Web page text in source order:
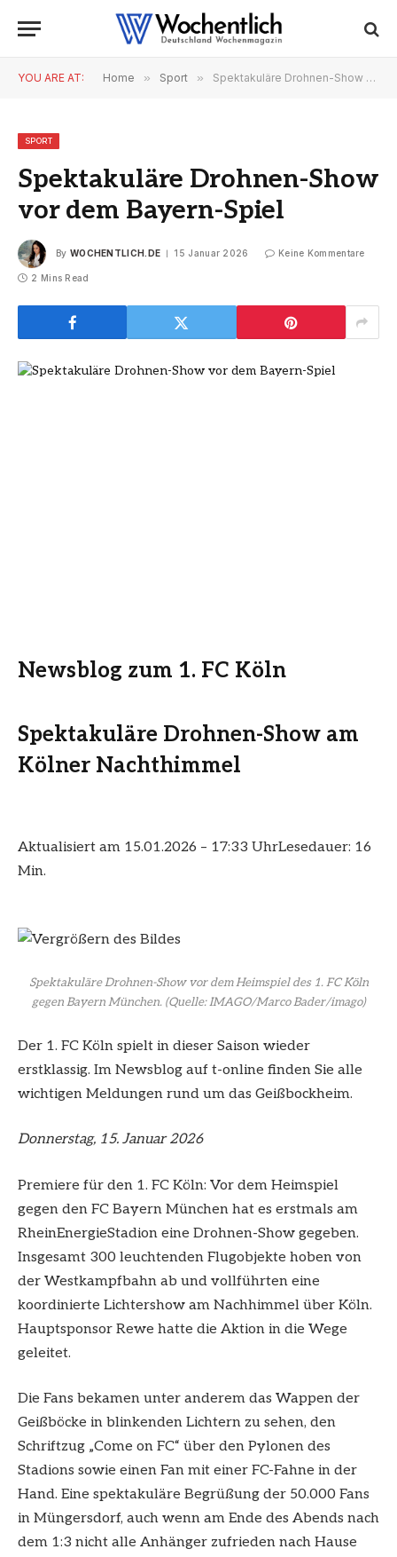
YOU ARE AT: Home » Sport » Spektakuläre Drohnen-Show vor dem Bayern-Spiel
SPORT
Spektakuläre Drohnen-Show
vor dem Bayern-Spiel
By WOCHENTLICH.DE 15 Januar 2026 Keine Kommentare
2 Mins Read
Newsblog zum 1. FC Köln
Spektakuläre Drohnen-Show am
Kölner Nachthimmel
Aktualisiert am 15.01.2026 – 17:33 UhrLesedauer: 16
Min.
Spektakuläre Drohnen-Show vor dem Heimspiel des 1. FC Köln
gegen Bayern München.(Quelle: IMAGO/Marco Bader/imago)
Der 1. FC Köln spielt in dieser Saison wieder
erstklassig. Im Newsblog auf t-online finden Sie alle
wichtigen Meldungen rund um das Geißbockheim.
Donnerstag, 15. Januar 2026
Premiere für den 1. FC Köln: Vor dem Heimspiel
gegen den FC Bayern München hat es erstmals am
RheinEnergieStadion eine Drohnen-Show gegeben.
Insgesamt 300 leuchtenden Flugobjekte hoben von
der Westkampfbahn ab und vollführten eine
koordinierte Lichtershow am Nachhimmel über Köln.
Hauptsponsor Rewe hatte die Aktion in die Wege
geleitet.
Die Fans bekamen unter anderem das Wappen der
Geißböcke in blinkenden Lichtern zu sehen, den
Schriftzug „Come on FC“ über den Pylonen des
Stadions sowie einen Fan mit einer FC-Fahne in der
Hand. Eine spektakuläre Begrüßung der 50.000 Fans
in Müngersdorf, auch wenn am Ende des Abends nach
dem 1:3 nicht alle Anhänger zufrieden nach Hause